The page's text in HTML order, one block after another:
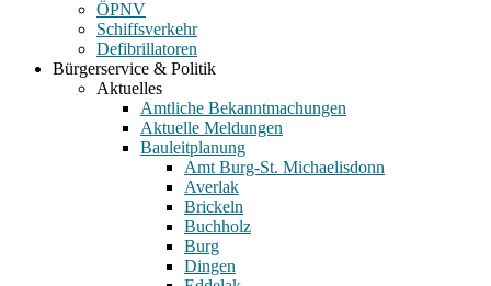
ÖPNV
Schiffsverkehr
Defibrillatoren
Bürgerservice & Politik
Aktuelles
Amtliche Bekanntmachungen
Aktuelle Meldungen
Bauleitplanung
Amt Burg-St. Michaelisdonn
Averlak
Brickeln
Buchholz
Burg
Dingen